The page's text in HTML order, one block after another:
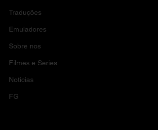
Traduções
Emuladores
Sobre nos
Filmes e Series
Noticias
FG